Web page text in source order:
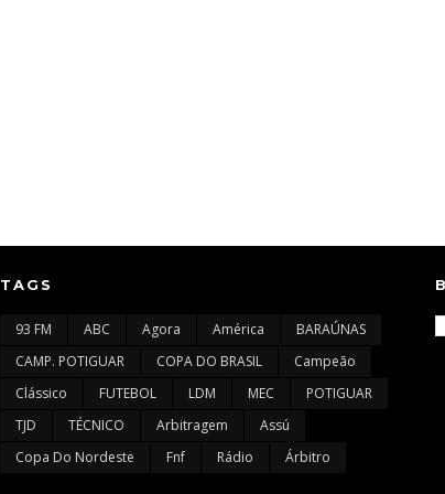
TAGS
93 FM ABC Agora América
BARAÚNAS
CAMP. POTIGUAR
COPA DO BRASIL
Campeão
Clássico
FUTEBOL LDM MEC
POTIGUAR
TJD
TÉCNICO Arbitragem
Assú
Copa Do Nordeste
Fnf Rádio Árbitro